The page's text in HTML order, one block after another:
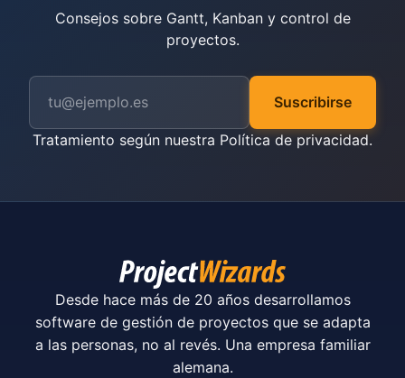
Consejos sobre Gantt, Kanban y control de
proyectos.
Suscribirse
Tratamiento según nuestra Política de privacidad.
Desde hace más de 20 años desarrollamos
software de gestión de proyectos que se adapta
a las personas, no al revés. Una empresa familiar
alemana.